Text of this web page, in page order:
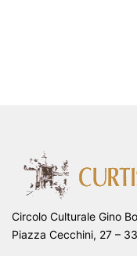
Circolo Culturale Gino
Piazza Cecchini, 27 –